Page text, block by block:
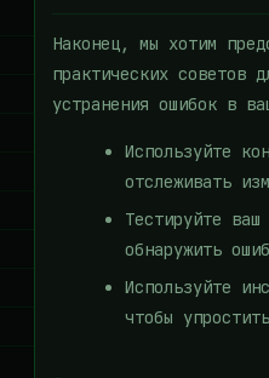
Наконец, мы хотим
практических советов
устранения ошибок в
Используйте
отслеживать
Тестируйте
обнаружить
Используйте
чтобы